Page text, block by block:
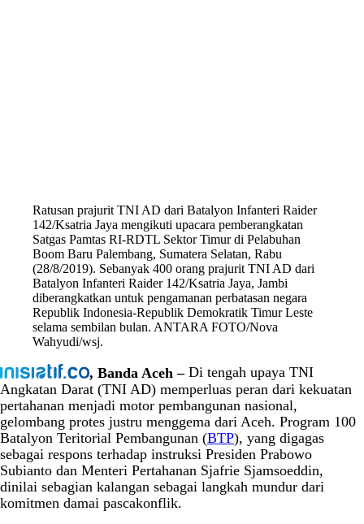
Ratusan prajurit TNI AD dari Batalyon Infanteri Raider
142/Ksatria Jaya mengikuti upacara pemberangkatan
Satgas Pamtas RI-RDTL Sektor Timur di Pelabuhan
Boom Baru Palembang, Sumatera Selatan, Rabu
(28/8/2019). Sebanyak 400 orang prajurit TNI AD dari
Batalyon Infanteri Raider 142/Ksatria Jaya, Jambi
diberangkatkan untuk pengamanan perbatasan negara
Republik Indonesia-Republik Demokratik Timur Leste
selama sembilan bulan. ANTARA FOTO/Nova
Wahyudi/wsj.
, Banda Aceh –Di tengah upaya TNI
Angkatan Darat (TNI AD) memperluas peran dari kekuatan
pertahanan menjadi motor pembangunan nasional,
gelombang protes justru menggema dari Aceh. Program 100
Batalyon Teritorial Pembangunan (BTP), yang digagas
sebagai respons terhadap instruksi Presiden Prabowo
Subianto dan Menteri Pertahanan Sjafrie Sjamsoeddin,
dinilai sebagian kalangan sebagai langkah mundur dari
komitmen damai pascakonflik.